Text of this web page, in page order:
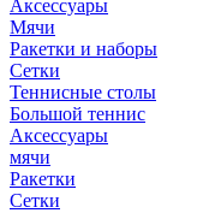
Аксессуары
Мячи
Ракетки и наборы
Сетки
Теннисные столы
Большой теннис
Аксессуары
мячи
Ракетки
Сетки